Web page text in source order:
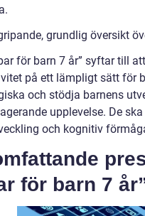
grundlig översikt
för barn 7 år” syftar till
på ett lämpligt sätt för
och stödja barnens
upplevelse. De
och kognitiv
för barn 7